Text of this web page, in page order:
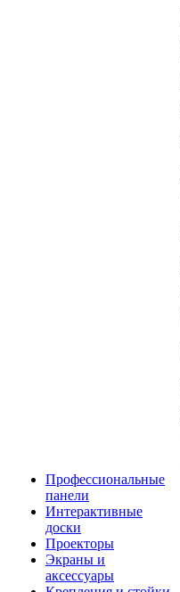
Профессиональные
панели
Интерактивные
доски
Проекторы
Экраны и
аксессуары